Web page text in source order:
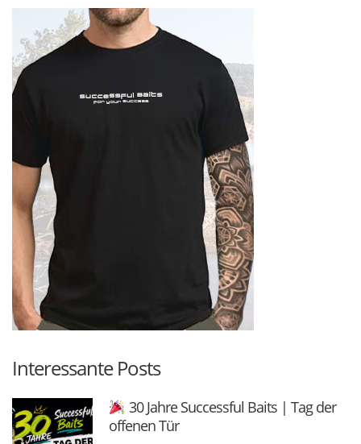
Interessante Posts
30 Jahre Successful Baits | Tag der
offenen Tür